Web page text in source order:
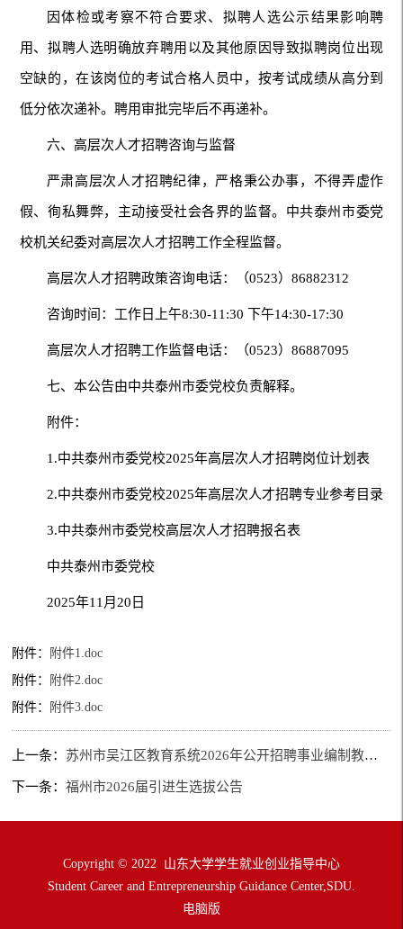
因体检或考察不符合要求、拟聘人选公示结果影响聘
用、拟聘人选明确放弃聘用以及其他原因导致拟聘岗位出现
空缺的，在该岗位的考试合格人员中，按考试成绩从高分到
低分依次递补。聘用审批完毕后不再递补。
六、高层次人才招聘咨询与监督
严肃高层次人才招聘纪律，严格秉公办事，不得弄虚作
假、徇私舞弊，主动接受社会各界的监督。中共泰州市委党
校机关纪委对高层次人才招聘工作全程监督。
高层次人才招聘政策咨询电话：（0523）86882312
咨询时间：工作日上午8:30-11:30 下午14:30-17:30
高层次人才招聘工作监督电话：（0523）86887095
七、本公告由中共泰州市委党校负责解释。
附件：
1.中共泰州市委党校2025年高层次人才招聘岗位计划表
2.中共泰州市委党校2025年高层次人才招聘专业参考目录
3.中共泰州市委党校高层次人才招聘报名表
中共泰州市委党校
2025年11月20日
附件：
附件1.doc
附件：
附件2.doc
附件：
附件3.doc
上一条： 苏州市吴江区教育系统2026年公开招聘事业编制教师公告
下一条：福州市2026届引进生选拔公告
Copyright © 2022 山东大学学生就业创业指导中心
Student Career and Entrepreneurship Guidance Center,SDU.
电脑版